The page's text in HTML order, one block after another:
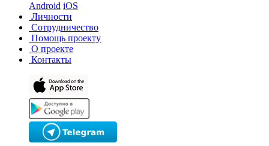
Android iOS
Личности
Сотрудничество
Помощь проекту
О проекте
Контакты